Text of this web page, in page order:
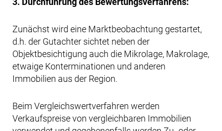
Zunächst wird eine Marktbeobachtung gestartet,
d.h. der Gutachter sichtet neben der
Objektbesichtigung auch die Mikrolage, Makrolage,
etwaige Konterminationen und anderen
Immobilien aus der Region.
Beim Vergleichswertverfahren werden
Verkaufspreise von vergleichbaren Immobilien